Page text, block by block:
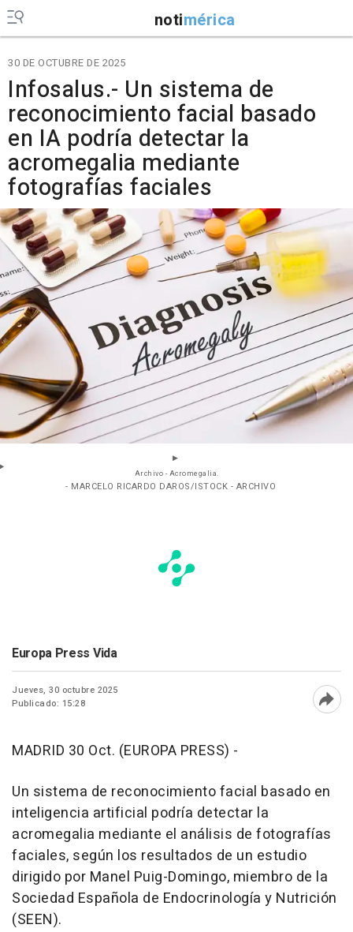
notimérica
30 DE OCTUBRE DE 2025
Infosalus.- Un sistema de
reconocimiento facial basado
en IA podría detectar la
acromegalia mediante
fotografías faciales
Archivo - Acromegalia.
- MARCELO RICARDO DAROS/ISTOCK - ARCHIVO
Europa Press Vida
Jueves, 30 octubre 2025
Publicado: 15:28
MADRID 30 Oct. (EUROPA PRESS) -
Un sistema de reconocimiento facial basado en
inteligencia artificial podría detectar la
acromegalia mediante el análisis de fotografías
faciales, según los resultados de un estudio
dirigido por Manel Puig-Domingo, miembro de la
Sociedad Española de Endocrinología y Nutrición
(SEEN).